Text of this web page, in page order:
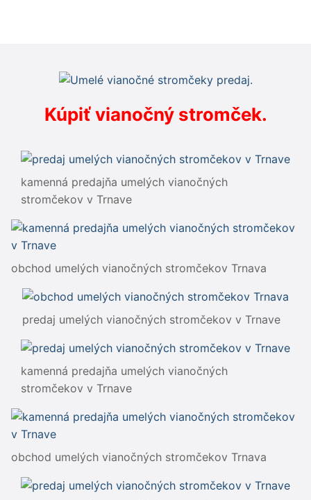
Kúpiť vianočný stromček.
kamenná predajňa umelých vianočných
stromčekov v Trnave
obchod umelých vianočných stromčekov Trnava
predaj umelých vianočných stromčekov v Trnave
kamenná predajňa umelých vianočných
stromčekov v Trnave
obchod umelých vianočných stromčekov Trnava